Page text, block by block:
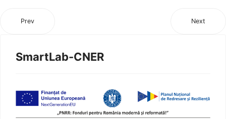
Prev Next
SmartLab-CNER